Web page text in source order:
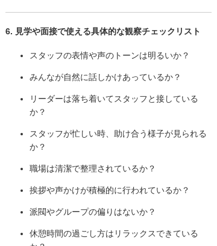
6. 見学や面接で使える具体的な観察チェックリスト
スタッフの表情や声のトーンは明るいか？
みんなが自然に話しかけあっているか？
リーダーは落ち着いてスタッフと接している
か？
スタッフが忙しい時、助け合う様子が見られる
か？
職場は清潔で整理されているか？
挨拶や声かけが積極的に行われているか？
派閥やグループの偏りはないか？
休憩時間の過ごし方はリラックスできている